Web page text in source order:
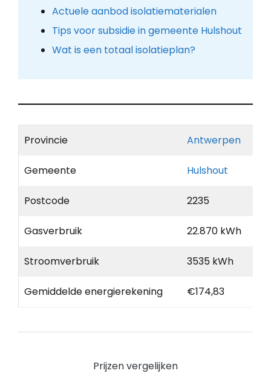
Actuele aanbod isolatiematerialen
Tips voor subsidie in gemeente Hulshout
Wat is een totaal isolatieplan?
Provincie Antwerpen
Gemeente Hulshout
Postcode 2235
Gasverbruik 22.870 kWh
Stroomverbruik 3535 kWh
Gemiddelde energierekening €174,83
Prijzen vergelijken